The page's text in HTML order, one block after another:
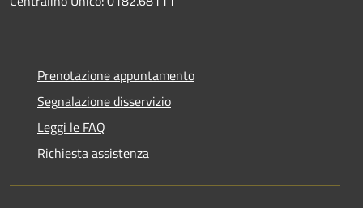
Prenotazione appuntamento
Segnalazione disservizio
Leggi le FAQ
Richiesta assistenza